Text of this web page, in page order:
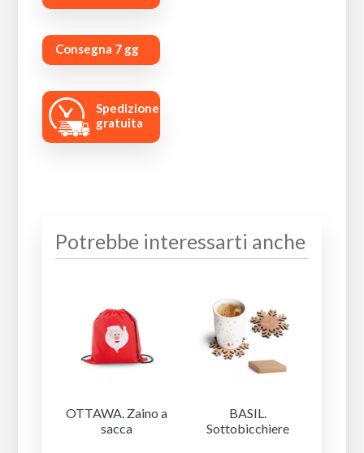
Consegna 7 gg
Spedizione
gratuita
Potrebbe interessarti anche
OTTAWA. Zaino a
sacca
BASIL.
Sottobicchiere